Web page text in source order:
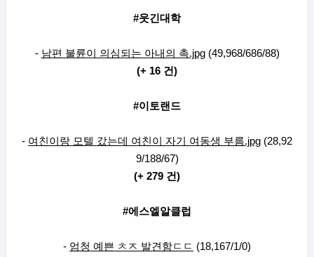
#웃긴대학
- 남편 불륜이 의심되는 아내의 촉.jpg(49,968/686/88)
(+ 16 건)
#이토랜드
- 여친이랑 모텔 갔는데 여친이 자기 여동생 부름.jpg (28,92
9/188/67)
(+ 279 건)
#에스엘알클럽
- 엄청 예쁜 ㅊㅈ 발견함ㄷㄷ (18,167/1/0)